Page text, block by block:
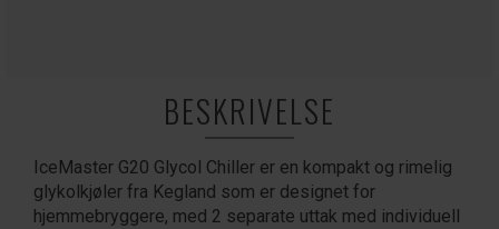
BESKRIVELSE
IceMaster G20 Glycol Chiller er en kompakt og rimelig
glykolkjøler fra Kegland som er designet for
hjemmebryggere, med 2 separate uttak med individuell